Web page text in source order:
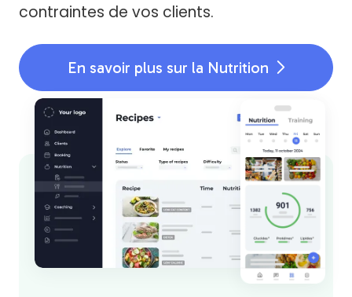
contraintes de vos clients.
En savoir plus sur la Nutrition 